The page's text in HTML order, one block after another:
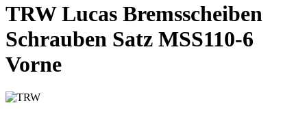
TRW Lucas Bremsscheiben
Schrauben Satz MSS110-6
Vorne